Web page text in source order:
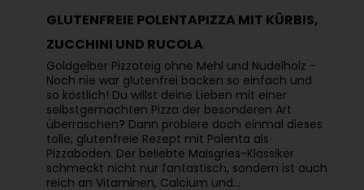
GLUTENFREIE POLENTAPIZZA MIT KÜRBIS,
ZUCCHINI UND RUCOLA
Goldgelber Pizzateig ohne Mehl und Nudelholz -
Noch nie war glutenfrei backen so einfach und
so köstlich! Du willst deine Lieben mit einer
selbstgemachten Pizza der besonderen Art
überraschen? Dann probiere doch einmal dieses
tolle, glutenfreie Rezept mit Polenta als
Pizzaboden. Der beliebte Maisgries-Klassiker
schmeckt nicht nur fantastisch, sondern ist auch
reich an Vitaminen, Calcium und…